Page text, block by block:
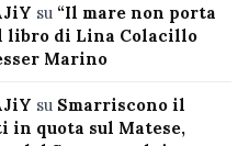
su “Il mare non porta
libro di Lina Colacillo
Marino
su Smarriscono il
in quota sul Matese,